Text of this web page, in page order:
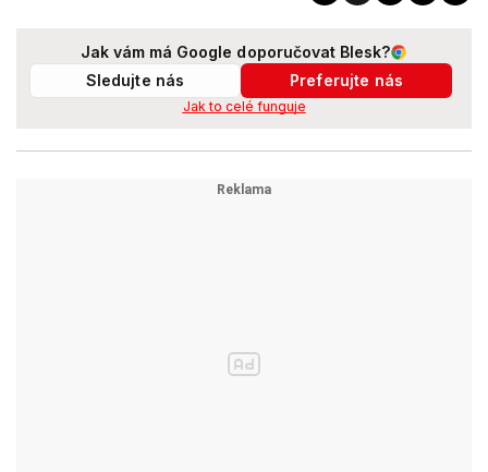
Jak vám má Google doporučovat Blesk?
Sledujte nás
Preferujte nás
Jak to celé funguje